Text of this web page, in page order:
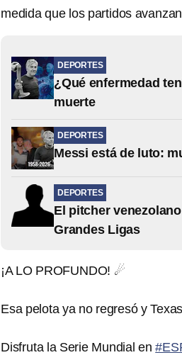
medida que los partidos
DEPORTES
¿Qué enfermedad
muerte
DEPORTES
Messi está de luto:
DEPORTES
El pitcher
Grandes Ligas
¡A LO PROFUNDO! ☄
Esa pelota ya no regresó y
Disfruta la Serie Mundial en